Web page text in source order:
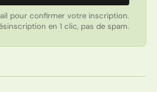
pour confirmer votre inscription.
en 1 clic, pas de spam.